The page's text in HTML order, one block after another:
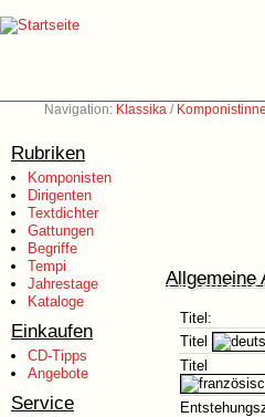
Navigation: Klassika /
Rubriken
Komponisten
Dirigenten
Textdichter
Gattungen
Begriffe
Tempi
Jahrestage
Kataloge
Einkaufen
CD-Tipps
Angebote
Service
Allgemeine
Titel:
Titel
Titel